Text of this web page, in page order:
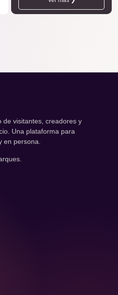
de visitantes, creadores y
Una plataforma para
en persona.